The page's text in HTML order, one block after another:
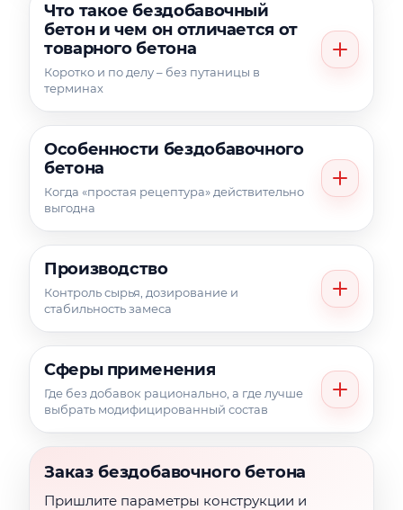
Что такое бездобавочный
бетон и чем он отличается от
товарного бетона
Коротко и по делу – без путаницы в
терминах
Особенности бездобавочного
бетона
Когда «простая рецептура» действительно
выгодна
Производство
Контроль сырья, дозирование и
стабильность замеса
Сферы применения
Где без добавок рационально, а где лучше
выбрать модифицированный состав
Заказ бездобавочного бетона
Пришлите параметры конструкции и